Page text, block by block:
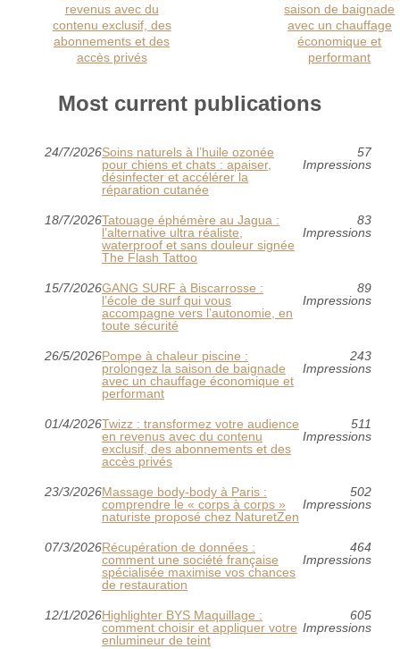
revenus avec du
contenu exclusif, des
abonnements et des
accès privés
saison de baignade
avec un chauffage
économique et
performant
Most current publications
24/7/2026Soins naturels à l’huile ozonée
pour chiens et chats : apaiser,
désinfecter et accélérer la
réparation cutanée
57
Impressions
18/7/2026Tatouage éphémère au Jagua :
l’alternative ultra réaliste,
waterproof et sans douleur signée
The Flash Tattoo
83
Impressions
15/7/2026GANG SURF à Biscarrosse :
l’école de surf qui vous
accompagne vers l’autonomie, en
toute sécurité
89
Impressions
26/5/2026Pompe à chaleur piscine :
prolongez la saison de baignade
avec un chauffage économique et
performant
243
Impressions
01/4/2026Twizz : transformez votre audience
en revenus avec du contenu
exclusif, des abonnements et des
accès privés
511
Impressions
23/3/2026Massage body‑body à Paris :
comprendre le « corps à corps »
naturiste proposé chez NaturetZen
502
Impressions
07/3/2026Récupération de données :
comment une société française
spécialisée maximise vos chances
de restauration
464
Impressions
12/1/2026Highlighter BYS Maquillage :
comment choisir et appliquer votre
enlumineur de teint
605
Impressions